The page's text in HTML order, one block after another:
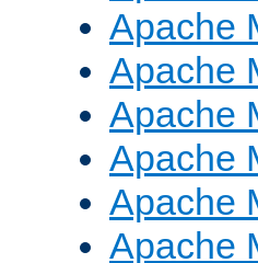
Apache
Apache
Apache
Apache
Apache
Apache